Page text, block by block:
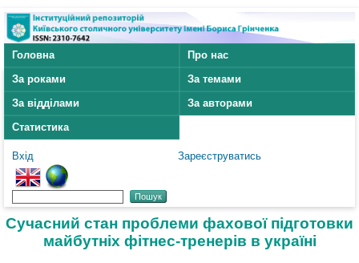
Головна
Про нас
За роками
За темами
За відділами
За авторами
Статистика
Вхід Зареєструватись
Сучасний стан проблеми фахової підготовки
майбутніх фітнес-тренерів в україні